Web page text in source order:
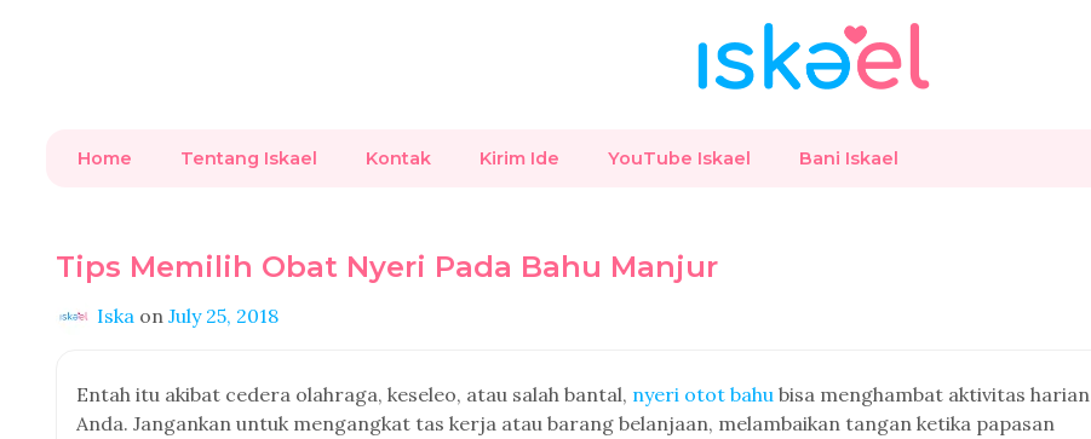
Home Tentang Iskael Kontak Kirim Ide YouTube Iskael Bani Iskael
Tips Memilih Obat Nyeri Pada Bahu Manjur
Iska on July 25, 2018
Entah itu akibat cedera olahraga, keseleo, atau salah bantal, nyeri otot bahu bisa menghambat aktivitas harian
Anda. Jangankan untuk mengangkat tas kerja atau barang belanjaan, melambaikan tangan ketika papasan